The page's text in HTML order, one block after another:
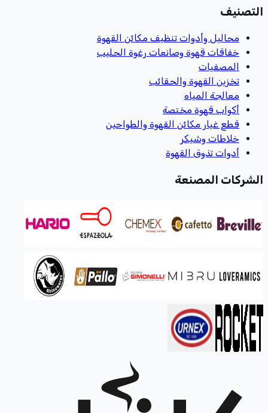
التصنيف
محاليل وأدوات تنظيف مكائن القهوة
خفاقات قهوة وصانعات رغوة الحليب
المصفيات
تخزين القهوة والحقائب
معالجة المياه
أكواب قهوة مختصة
قطع غيار مكائن القهوة والطواحين
خلاطات وشيكر
أدوات تذوق القهوة
الشركات المصنعة